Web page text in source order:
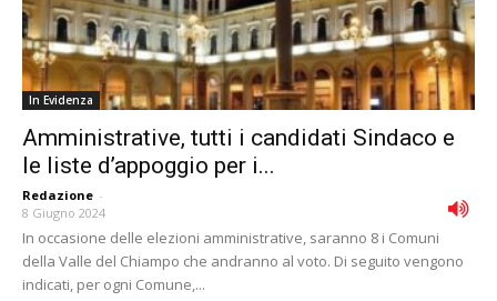
In Evidenza
Amministrative, tutti i candidati Sindaco e
le liste d’appoggio per i...
Redazione -
8 Giugno 2024
In occasione delle elezioni amministrative, saranno 8 i Comuni
della Valle del Chiampo che andranno al voto. Di seguito vengono
indicati, per ogni Comune,...